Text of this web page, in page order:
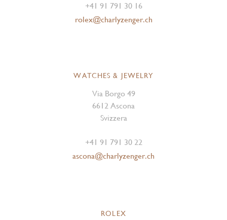
+41 91 791 30 16
rolex@charlyzenger.ch
WATCHES & JEWELRY
Via Borgo 49
6612 Ascona
Svizzera
+41 91 791 30 22
ascona@charlyzenger.ch
ROLEX